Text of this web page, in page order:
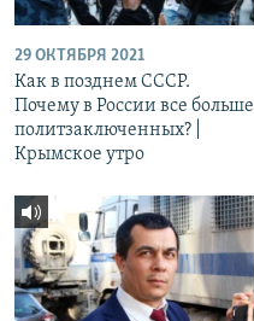
29 ОКТЯБРЯ 2021
Как в позднем СССР.
Почему в России все больше
политзаключенных? |
Крымское утро